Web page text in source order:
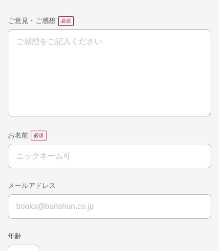
ご意見・ご感想
お名前
メールアドレス
年齢